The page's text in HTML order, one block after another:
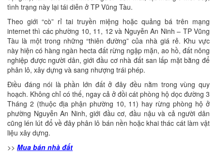
tình trạng này lại tái diễn ở TP Vũng Tàu.
Theo giới “cò” rỉ tai truyền miệng hoặc quảng bá trên mạng
internet thì các phường 10, 11, 12 và Nguyễn An Ninh – TP Vũng
Tàu là một trong những “thiên đường” của nhà giá rẻ. Khu vực
này hiện có hàng ngàn hecta đất rừng ngập mặn, ao hồ, đất nông
nghiệp được người dân, giới đầu cơ nhà đất san lấp mặt bằng để
phân lô, xây dựng và sang nhượng trái phép.
Điều đáng nói là phần lớn đất ở đây đều nằm trong vùng quy
hoạch. Không chỉ có thế, ngay cả ở đồi cát phòng hộ dọc đường 3
Tháng 2 (thuộc địa phận phường 10, 11) hay rừng phòng hộ ở
phường Nguyễn An Ninh, giới đầu cơ, đầu nậu và cả người dân
cũng lén lút đổ về đây phân lô bán nền hoặc khai thác cát làm vật
liệu xây dựng.
>> Mua bán nhà đất